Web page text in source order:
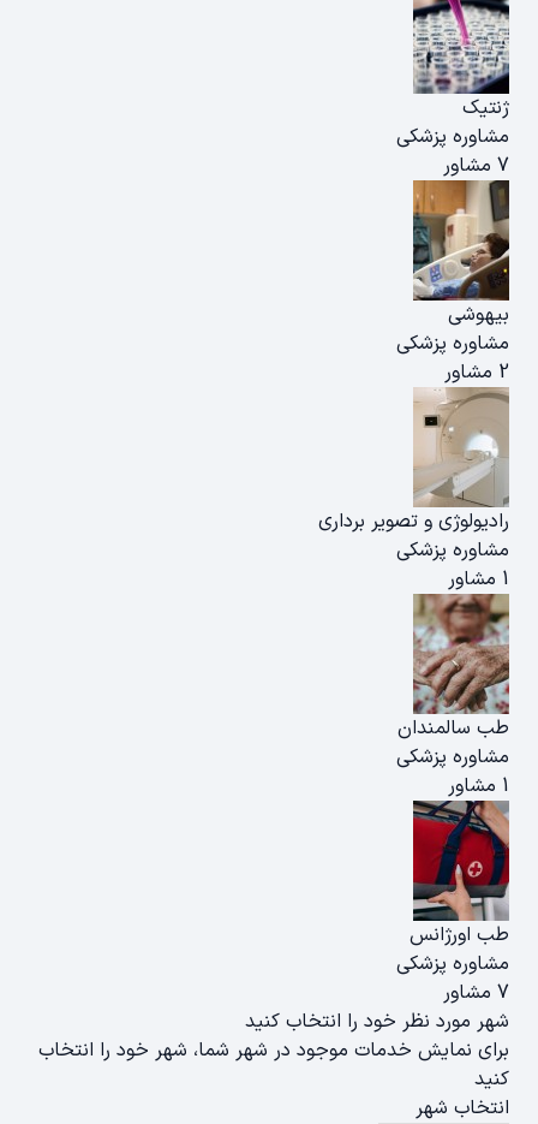
ژنتیک
مشاوره پزشکی
7 مشاور
بیهوشی
مشاوره پزشکی
2 مشاور
رادیولوژی و تصویر برداری
مشاوره پزشکی
1 مشاور
طب سالمندان
مشاوره پزشکی
1 مشاور
طب اورژانس
مشاوره پزشکی
7 مشاور
شهر مورد نظر خود را انتخاب کنید
برای نمایش خدمات موجود در شهر شما، شهر خود را انتخاب
کنید
انتخاب شهر